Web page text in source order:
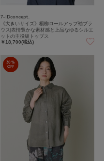
7-IDconcept.
《大きいサイズ》楊柳ロールアップ袖ブラ
ウス|表情豊かな素材感と上品なゆるシルエ
ットの主役級トップス
￥18,700(税込)
30%
OFF